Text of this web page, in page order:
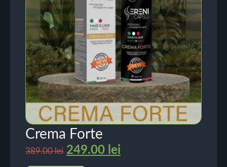
Crema Forte
389.00lei 249.00 lei